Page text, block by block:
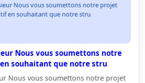
Nous vous soumettons notre projet
en souhaitant que notre stru
Nous vous soumettons notre
souhaitant que notre stru
Nous vous soumettons notre projet